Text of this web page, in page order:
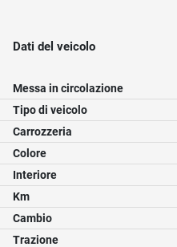
Dati del veicolo
Messa in circolazione
Tipo di veicolo
Carrozzeria
Colore
Interiore
Km
Cambio
Trazione